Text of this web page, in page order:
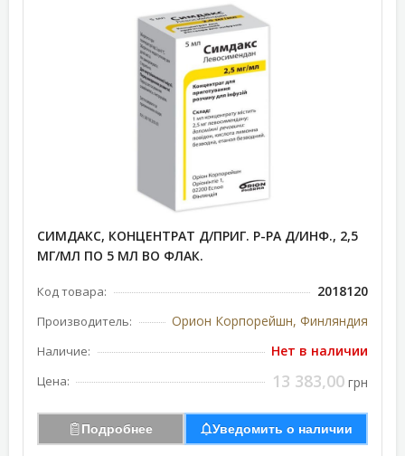
СИМДАКС, КОНЦЕНТРАТ Д/ПРИГ. Р-РА Д/ИНФ., 2,5
МГ/МЛ ПО 5 МЛ ВО ФЛАК.
Код товара: 2018120
Производитель: Орион Корпорейшн, Финляндия
Наличие: Нет в наличии
Цена: 13 383,00 грн
Подробнее Уведомить о наличии